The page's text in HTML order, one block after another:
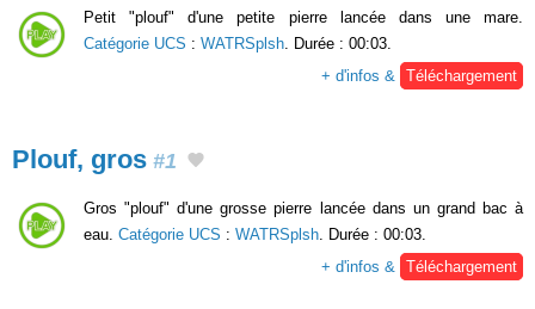
Petit "plouf" d'une petite pierre lancée dans une mare.
Catégorie UCS : WATRSplsh. Durée : 00:03.
+ d'infos & Téléchargement
Plouf, gros #1
Gros "plouf" d'une grosse pierre lancée dans un grand bac à
eau. Catégorie UCS : WATRSplsh . Durée : 00:03.
+ d'infos &
Téléchargement